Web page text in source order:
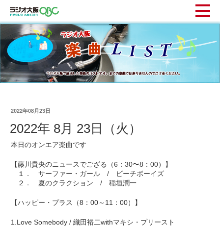
2022年08月23日
2022年 8月 23日（火）
本日のオンエア楽曲です
【藤川貴央のニュースでござる（6：30〜8：00）】
１． サーファー・ガール / ビーチボーイズ
２． 夏のクラクション / 稲垣潤一
【ハッピー・プラス（8：00～11：00）】
1.Love Somebody / 織田裕二withマキシ・プリースト